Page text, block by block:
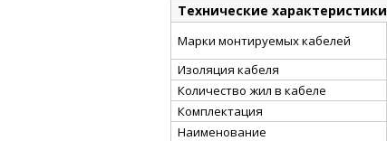
Технические характеристики
Марки монтируемых кабелей
Изоляция кабеля
Количество жил в кабеле
Комплектация
Наименование